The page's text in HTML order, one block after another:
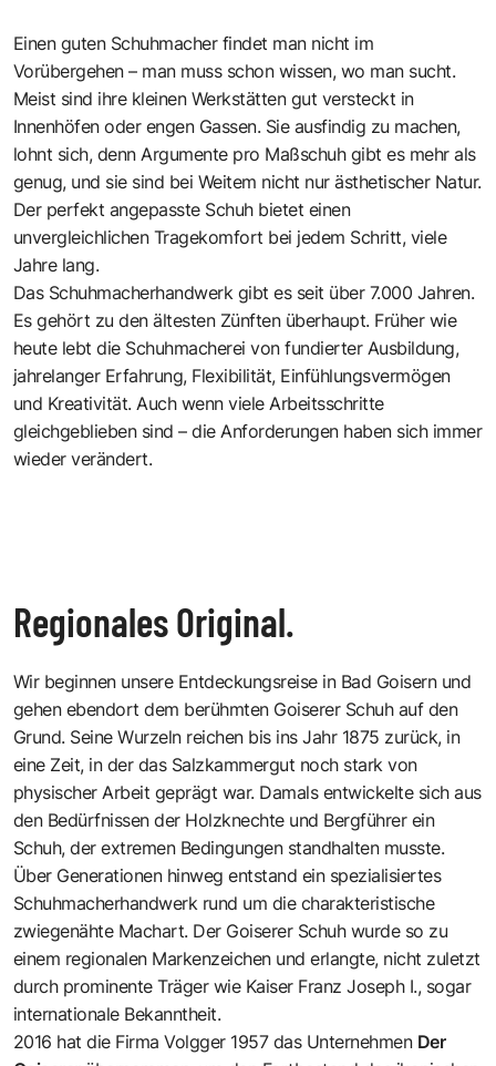
Einen guten Schuhmacher findet man nicht im
Vorübergehen – man muss schon wissen, wo man sucht.
Meist sind ihre kleinen Werkstätten gut versteckt in
Innenhöfen oder engen Gassen. Sie ausfindig zu machen,
lohnt sich, denn Argumente pro Maßschuh gibt es mehr als
genug, und sie sind bei Weitem nicht nur ästhetischer Natur.
Der perfekt angepasste Schuh bietet einen
unvergleichlichen Tragekomfort bei jedem Schritt, viele
Jahre lang.
Das Schuhmacherhandwerk gibt es seit über 7.000 Jahren.
Es gehört zu den ältesten Zünften überhaupt. Früher wie
heute lebt die Schuhmacherei von fundierter Ausbildung,
jahrelanger Erfahrung, Flexibilität, Einfühlungsvermögen
und Kreativität. Auch wenn viele Arbeitsschritte
gleichgeblieben sind – die Anforderungen haben sich immer
wieder verändert.
Regionales Original.
Wir beginnen unsere Entdeckungsreise in Bad Goisern und
gehen ebendort dem berühmten Goiserer Schuh auf den
Grund. Seine Wurzeln reichen bis ins Jahr 1875 zurück, in
eine Zeit, in der das Salzkammergut noch stark von
physischer Arbeit geprägt war. Damals entwickelte sich aus
den Bedürfnissen der Holzknechte und Bergführer ein
Schuh, der extremen Bedingungen standhalten musste.
Über Generationen hinweg entstand ein spezialisiertes
Schuhmacherhandwerk rund um die charakteristische
zwiegenähte Machart. Der Goiserer Schuh wurde so zu
einem regionalen Markenzeichen und erlangte, nicht zuletzt
durch prominente Träger wie Kaiser Franz Joseph I., sogar
internationale Bekanntheit.
2016 hat die Firma Volgger 1957 das Unternehmen Der